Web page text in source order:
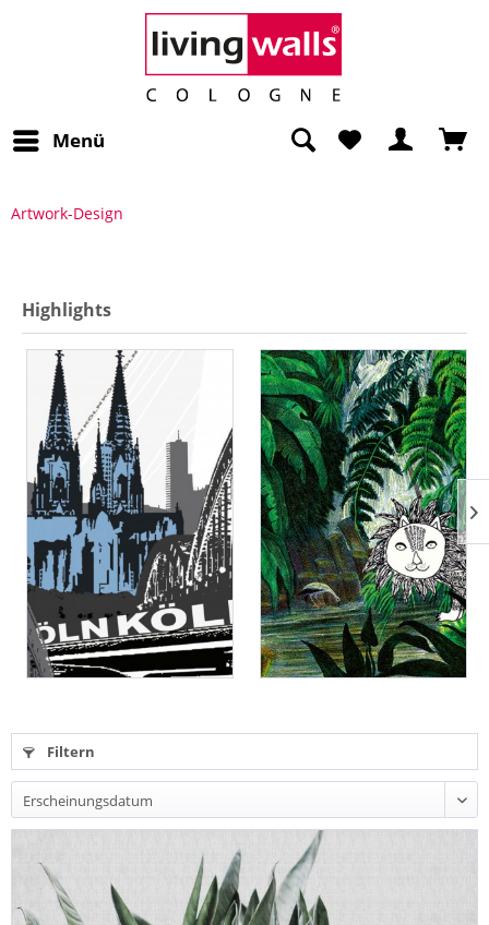
Menü
Artwork-Design
Highlights
Filtern